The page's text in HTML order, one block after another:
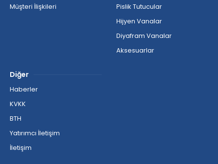
Müşteri İlişkileri
Pislik Tutucular
Hijyen Vanalar
Diyafram Vanalar
Aksesuarlar
Diğer
Haberler
KVKK
BTH
Yatırımcı İletişim
İletişim